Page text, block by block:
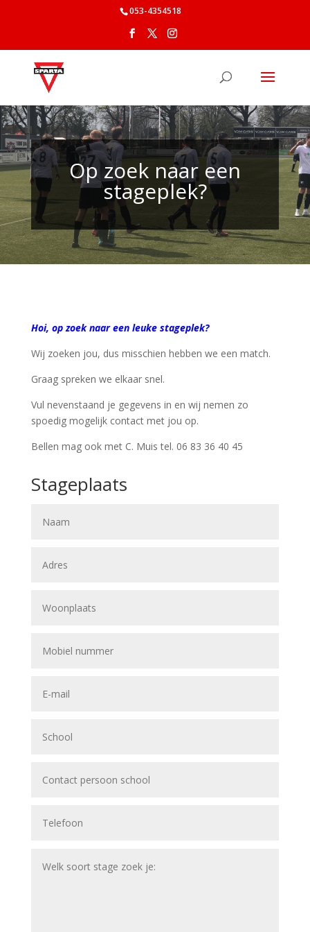
053-4354518
Op zoek naar een
stageplek?
Hoi, op zoek naar een leuke stageplek?
Wij zoeken jou, dus misschien hebben we een match.
Graag spreken we elkaar snel.
Vul nevenstaand je gegevens in en wij nemen zo
spoedig mogelijk contact met jou op.
Bellen mag ook met C. Muis tel. 06 83 36 40 45
Stageplaats